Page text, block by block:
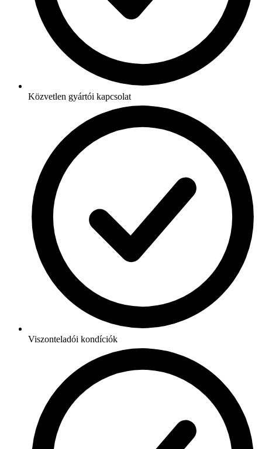
Közvetlen gyártói kapcsolat
Viszonteladói kondíciók